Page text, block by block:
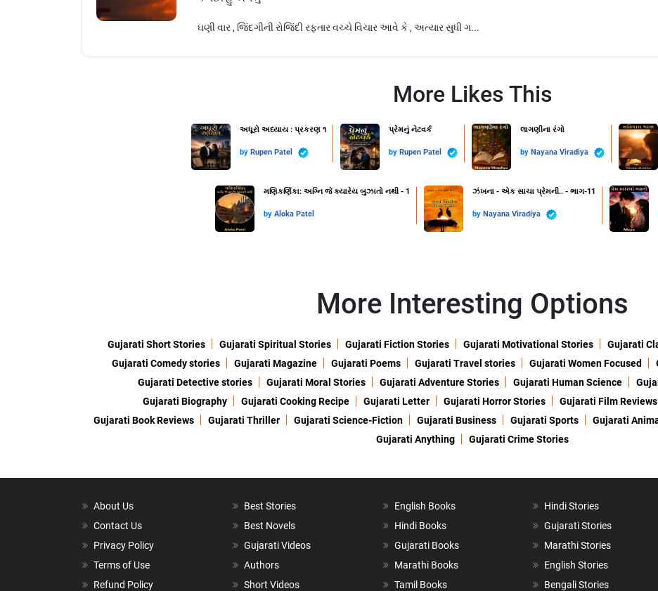
ઘણી વાર , જિંદગીની રોજિંદી રફ્તાર વચ્ચે વિચાર આવે કે , અત્યાર સુધી ગ...
More Likes This
અધૂરો અધ્યાય : પ્રકરણ ૧
by Rupen Patel
પ્રેમનું નેટવર્ક
by Rupen Patel
લાગણીના રંગો
by Nayana Viradiya
મણિકર્ણિકા: અગ્નિ જે ક્યારેય બુઝાતો નથી - 1
by Aloka Patel
ઝંખના - એક સાચા પ્રેમની.. - ભાગ-11
by Nayana Viradiya
More Interesting Options
Gujarati Short Stories Gujarati Spiritual Stories Gujarati Fiction Stories Gujarati Motivational Stories Gujarati
Gujarati Comedy stories
Gujarati Magazine Gujarati Poems Gujarati Travel stories Gujarati Women Focused
Gujarati Detective stories
Gujarati Moral Stories Gujarati Adventure Stories Gujarati Human Science
Gujarati Biography
Gujarati Cooking Recipe Gujarati Letter Gujarati Horror Stories Gujarati Film Reviews
Gujarati Book Reviews
Gujarati Thriller Gujarati Science-Fiction Gujarati Business Gujarati Sports Gujarati
Gujarati Anything
Gujarati Crime Stories
About Us
Contact Us
Privacy Policy
Terms of Use
Refund Policy
Best Stories
Best Novels
Gujarati Videos
Authors
Short Videos
English Books
Hindi Books
Gujarati Books
Marathi Books
Tamil Books
Hindi Stories
Gujarati Stories
Marathi Stories
English Stories
Bengali Stories